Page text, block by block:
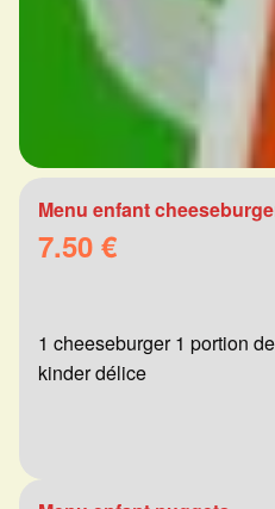
Menu enfant
7.50 €
1 cheeseburger 1 portion
kinder délice